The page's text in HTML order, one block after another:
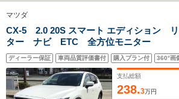
マツダ
CX-5 2.0 20S スマート エディション リ
ター ナビ ETC 全方位モニター
ディーラー保証 車両品質評価書付 購入プラン付 360°画
支払総額
238.3万円